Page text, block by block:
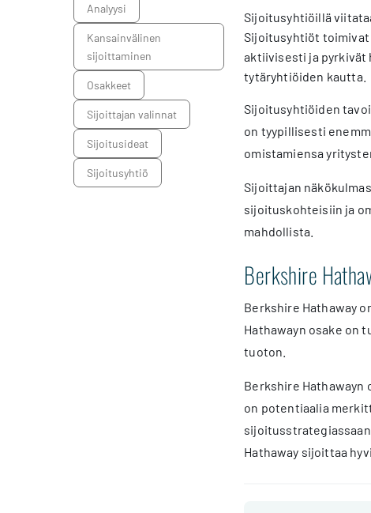
analyysi
kansainvälinen
sijoittaminen
osakkeet
sijoittajan valinnat
sijoitusideat
sijoitusyhtiö
Sijoitusyhtiöillä
Sijoitusyhtiöt
aktiivisesti ja pyrkivät
tytäryhtiöiden kautta.
Sijoitusyhtiöiden
on tyypillisesti
omistamiensa
Sijoittajan
sijoituskohteisiin ja
mahdollista.
Berkshire
Berkshire Hathaway
Hathawayn osake on
tuoton.
Berkshire
on potentiaalia
Hathaway sijoittaa